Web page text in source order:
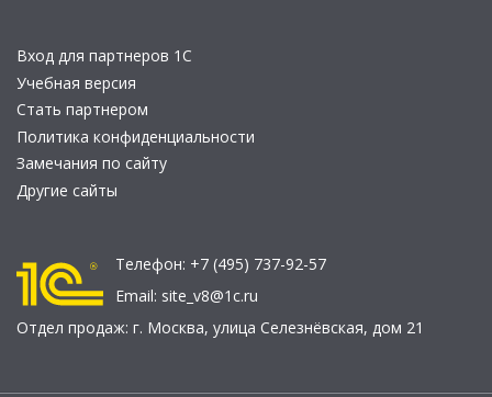
Вход для партнеров 1С
Учебная версия
Стать партнером
Политика конфиденциальности
Замечания по сайту
Другие сайты
Телефон: +7 (495) 737-92-57
Email: site_v8@1c.ru
Отдел продаж: г. Москва, улица Селезнёвская, дом 21